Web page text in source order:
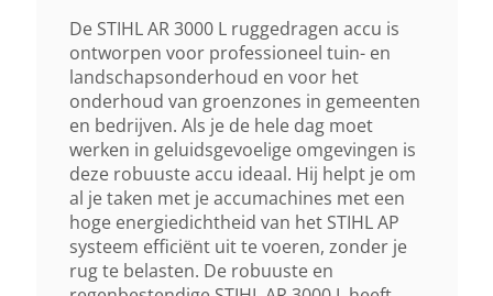
De STIHL AR 3000 L ruggedragen accu is
ontworpen voor professioneel tuin- en
landschapsonderhoud en voor het
onderhoud van groenzones in gemeenten
en bedrijven. Als je de hele dag moet
werken in geluidsgevoelige omgevingen is
deze robuuste accu ideaal. Hij helpt je om
al je taken met je accumachines met een
hoge energiedichtheid van het STIHL AP
systeem efficiënt uit te voeren, zonder je
rug te belasten. De robuuste en
Aantal Leds
Accucel Technologie
Lithium-Ion
Gewicht (droog)
9,7 Kg